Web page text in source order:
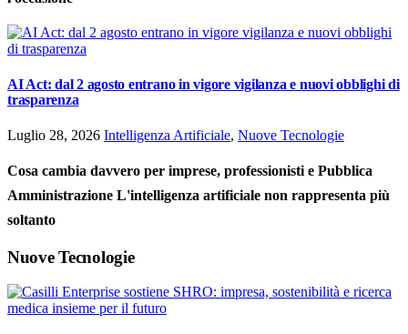
AI Act: dal 2 agosto entrano in vigore vigilanza e nuovi obblighi di
trasparenza
Luglio 28, 2026 Intelligenza Artificiale, Nuove Tecnologie
Cosa cambia davvero per imprese, professionisti e Pubblica
Amministrazione L'intelligenza artificiale non rappresenta più
soltanto
Nuove Tecnologie